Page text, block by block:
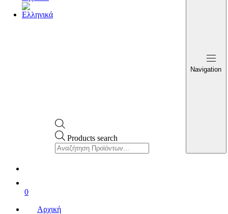
Products search
Navigation
0
Αρχική